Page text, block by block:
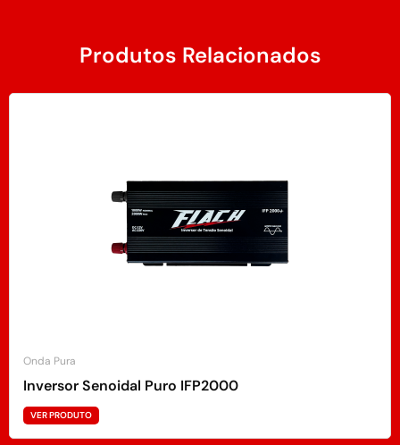
Produtos Relacionados
Onda Pura
Inversor Senoidal Puro IFP2000
VER PRODUTO